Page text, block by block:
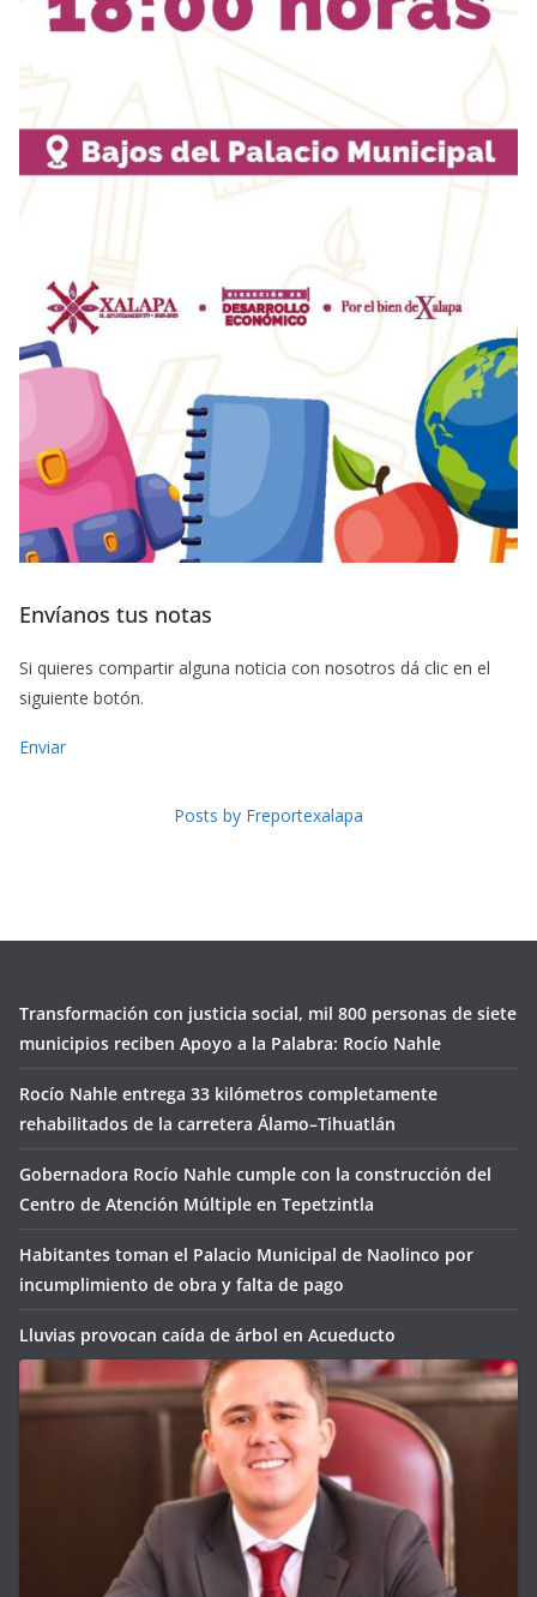
Envíanos tus notas
Si quieres compartir alguna noticia con nosotros dá clic en el
siguiente botón.
Enviar
Posts by Freportexalapa
Transformación con justicia social, mil 800 personas de siete
municipios reciben Apoyo a la Palabra: Rocío Nahle
Rocío Nahle entrega 33 kilómetros completamente
rehabilitados de la carretera Álamo–Tihuatlán
Gobernadora Rocío Nahle cumple con la construcción del
Centro de Atención Múltiple en Tepetzintla
Habitantes toman el Palacio Municipal de Naolinco por
incumplimiento de obra y falta de pago
Lluvias provocan caída de árbol en Acueducto